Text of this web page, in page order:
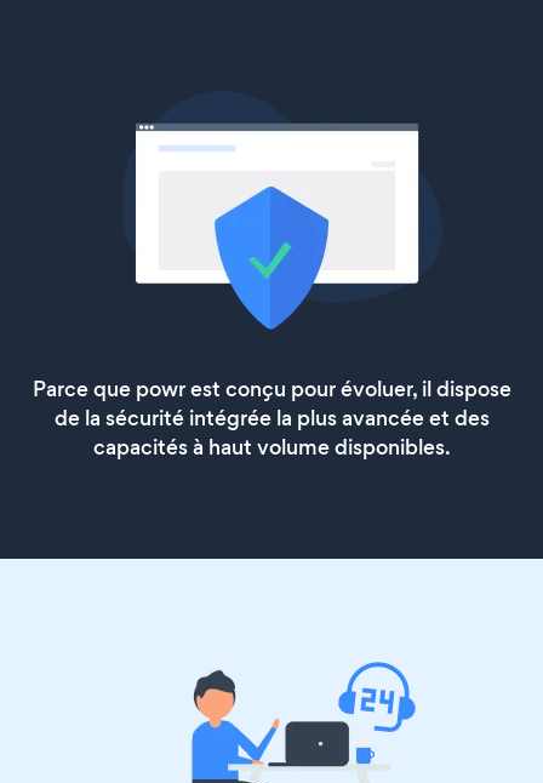
Parce que powr est conçu pour évoluer, il dispose
de la sécurité intégrée la plus avancée et des
capacités à haut volume disponibles.